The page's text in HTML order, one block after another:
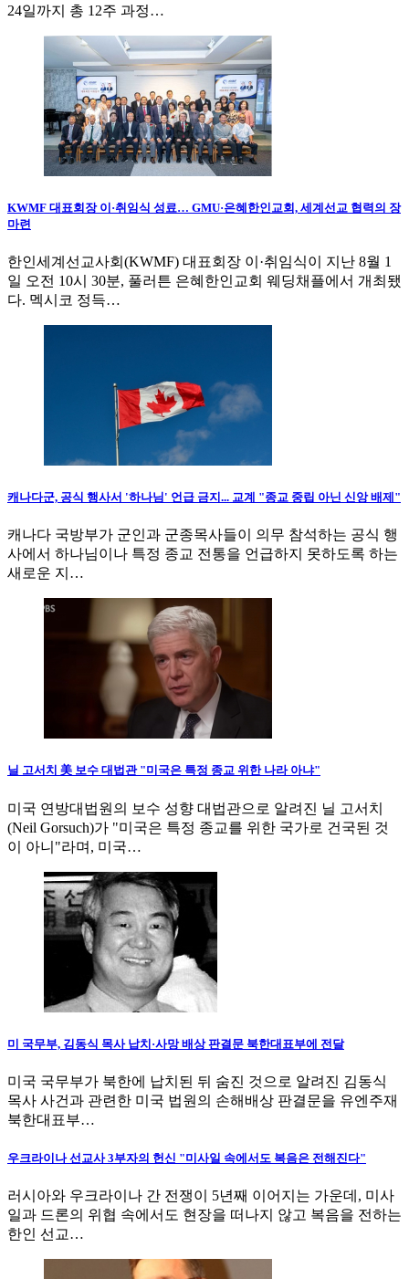
24일까지 총 12주 과정…
KWMF 대표회장 이·취임식 성료… GMU·은혜한인교회, 세계선교 협력의 장
마련
한인세계선교사회(KWMF) 대표회장 이·취임식이 지난 8월 1
일 오전 10시 30분, 풀러튼 은혜한인교회 웨딩채플에서 개최됐
다. 멕시코 정득…
캐나다군, 공식 행사서 '하나님' 언급 금지... 교계 "종교 중립 아닌 신앙 배제"
캐나다 국방부가 군인과 군종목사들이 의무 참석하는 공식 행
사에서 하나님이나 특정 종교 전통을 언급하지 못하도록 하는
새로운 지…
닐 고서치 美 보수 대법관 "미국은 특정 종교 위한 나라 아냐"
미국 연방대법원의 보수 성향 대법관으로 알려진 닐 고서치
(Neil Gorsuch)가 "미국은 특정 종교를 위한 국가로 건국된 것
이 아니"라며, 미국…
미 국무부, 김동식 목사 납치·사망 배상 판결문 북한대표부에 전달
미국 국무부가 북한에 납치된 뒤 숨진 것으로 알려진 김동식
목사 사건과 관련한 미국 법원의 손해배상 판결문을 유엔주재
북한대표부…
우크라이나 선교사 3부자의 헌신 "미사일 속에서도 복음은 전해진다"
러시아와 우크라이나 간 전쟁이 5년째 이어지는 가운데, 미사
일과 드론의 위협 속에서도 현장을 떠나지 않고 복음을 전하는
한인 선교…